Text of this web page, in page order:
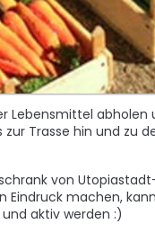
abholen
Trasse hin und zu
von
Eindruck machen,
aktiv werden :)